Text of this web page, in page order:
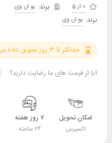
0 از 5
یو ان وی
برند: یو ان وی
حداکثر تا 3 روز تحویل داده می شود.
آیا از قیمت های ما رضایت دارید؟
امکان تحویل
اکسپرس
۷ روز هفته
۲۴ ساعته